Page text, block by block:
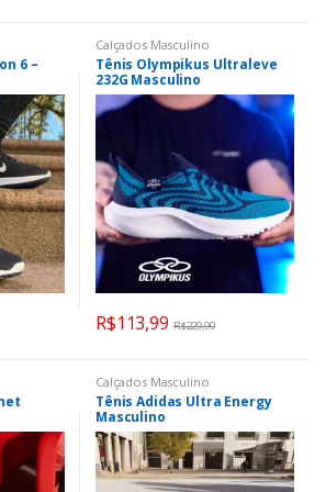
6 –
Calçados Masculino
Tênis Olympikus Ultraleve
232G Masculino
R$113,99 R$229,99
Calçados Masculino
Tênis Adidas Ultra Energy
Masculino